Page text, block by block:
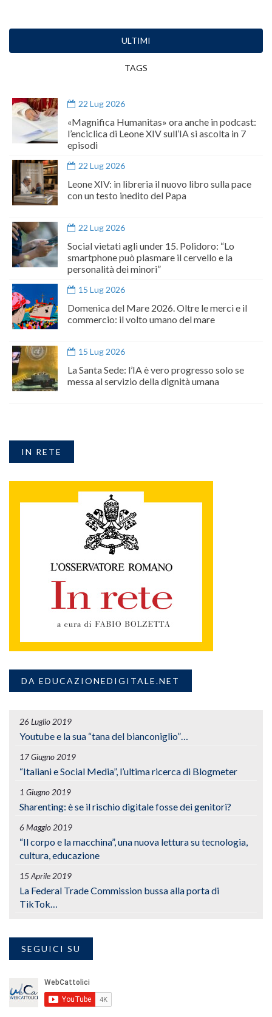
ULTIMI
TAGS
22 Lug 2026
«Magnifica Humanitas» ora anche in podcast:
l’enciclica di Leone XIV sull’IA si ascolta in 7
episodi
22 Lug 2026
Leone XIV: in libreria il nuovo libro sulla pace
con un testo inedito del Papa
22 Lug 2026
Social vietati agli under 15. Polidoro: “Lo
smartphone può plasmare il cervello e la
personalità dei minori”
15 Lug 2026
Domenica del Mare 2026. Oltre le merci e il
commercio: il volto umano del mare
15 Lug 2026
La Santa Sede: l’IA è vero progresso solo se
messa al servizio della dignità umana
IN RETE
DA EDUCAZIONEDIGITALE.NET
26 Luglio 2019
Youtube e la sua “tana del bianconiglio”…
17 Giugno 2019
“Italiani e Social Media”, l’ultima ricerca di Blogmeter
1 Giugno 2019
Sharenting: è se il rischio digitale fosse dei genitori?
6 Maggio 2019
“Il corpo e la macchina”, una nuova lettura su tecnologia,
cultura, educazione
15 Aprile 2019
La Federal Trade Commission bussa alla porta di
TikTok…
SEGUICI SU